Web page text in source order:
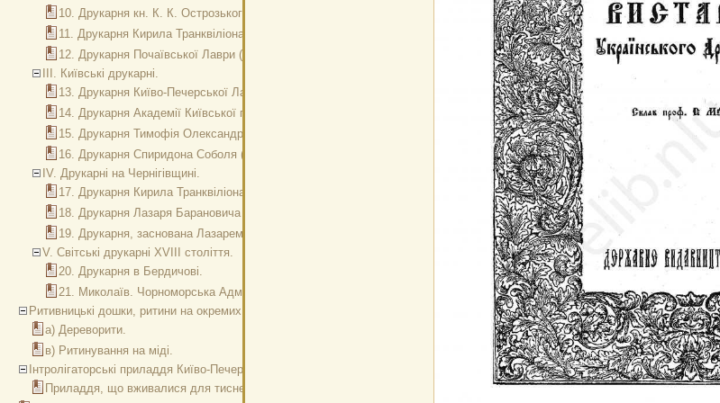
10. Друкарня кн. К. К. Острозького в Дерманськім монастирі (1603-1605 рр.).
11. Друкарня Кирила Транквіліона -Ставровецького (1618-1619 рр.).
12. Друкарня Почаївської Лаври (1732-1923 рр.).
III. Київські друкарні.
13. Друкарня Київо-Печерської Лаври (1617-1921 рр.).
14. Друкарня Академії Київської при Лаврі Печерській (з 1787 р.).
15. Друкарня Тимофія Олександровича Вербицького (1625-1626 рр.).
16. Друкарня Спиридона Соболя (1628-1630 рр.).
IV. Друкарні на Чернігівщині.
17. Друкарня Кирила Транквіліона в Чернігівським Єлецьким ман. (1646 р.).
18. Друкарня Лазаря Барановича в Новгороді-Сіверському (1675-1679 рр.).
19. Друкарня, заснована Лазарем Барановичем в Св. Троїцкім Ільїнському монастиреві в Чернігові (1680-1820 рр.).
V. Світські друкарні XVIII століття.
20. Друкарня в Бердичові.
21. Миколаїв. Чорноморська Адміралтейська друкарня (з 1798 р.).
Ритивницькі дошки, ритини на окремих аркушах і різні кліше.
а) Дереворити.
в) Ритинування на міді.
Інтролігаторські приладдя Київо-Печерської Лаври XVIII ст.
Приладдя, що вживалися для тиснення на шкіряних оправах в інтролігарні Київо-Печерської Лаври в XVIII ст.